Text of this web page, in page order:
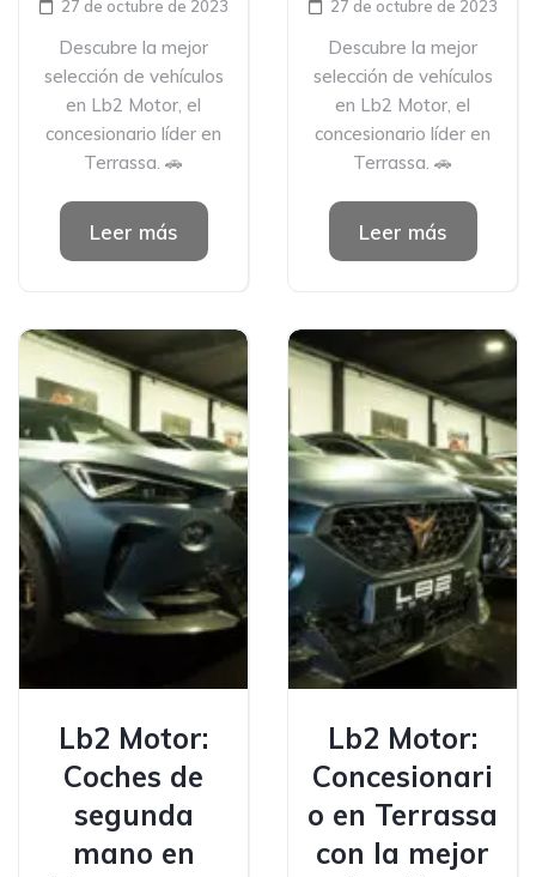
27 de octubre de 2023
Descubre la mejor
selección de vehículos
en Lb2 Motor, el
concesionario líder en
Terrassa. 🚗
Leer más
27 de octubre de 2023
Descubre la mejor
selección de vehículos
en Lb2 Motor, el
concesionario líder en
Terrassa. 🚗
Leer más
Lb2 Motor:
Coches de
segunda
mano en
Lb2 Motor:
Concesionari
o en Terrassa
con la mejor